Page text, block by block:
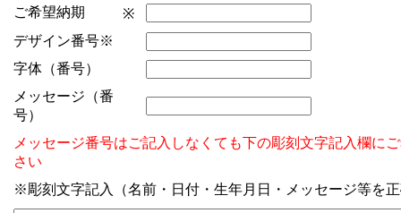
ご希望納期
※
デザイン番号※
字体（番号）
メッセージ（番
号）
メッセージ番号はご記入しなくても下の彫刻文字記入欄に
さい
※彫刻文字記入（名前・日付・生年月日・メッセージ等